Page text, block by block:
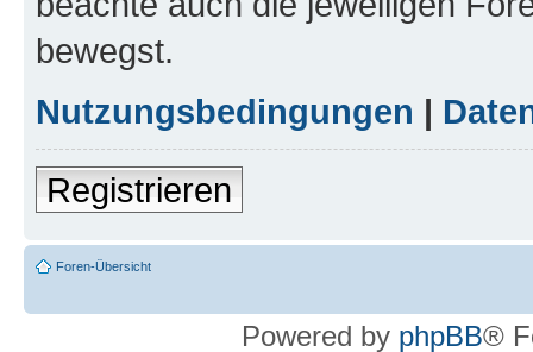
bewegst.
Nutzungsbedingungen |
Registrieren
Foren-Übersicht
Powered by phpBB®